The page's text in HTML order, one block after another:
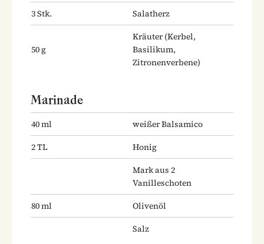
3Stk. Salatherz
50g
Kräuter (Kerbel,
Basilikum,
Zitronenverbene)
Marinade
40ml
weißer Balsamico
2TL
Honig
Mark aus 2
Vanilleschoten
80ml
Olivenöl
Salz